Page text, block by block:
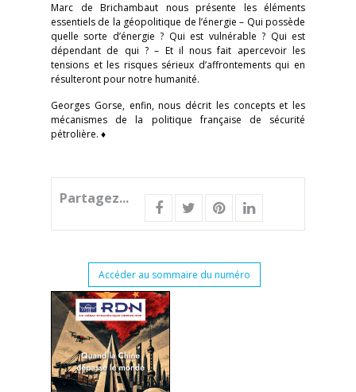
Marc de Brichambaut nous présente les éléments
essentiels de la géopolitique de l’énergie – Qui possède
quelle sorte d’énergie ? Qui est vulnérable ? Qui est
dépendant de qui ? – Et il nous fait apercevoir les
tensions et les risques sérieux d’affrontements qui en
résulteront pour notre humanité.
Georges Gorse, enfin, nous décrit les concepts et les
mécanismes de la politique française de sécurité
pétrolière. ♦
Partagez...
Accéder au sommaire du numéro